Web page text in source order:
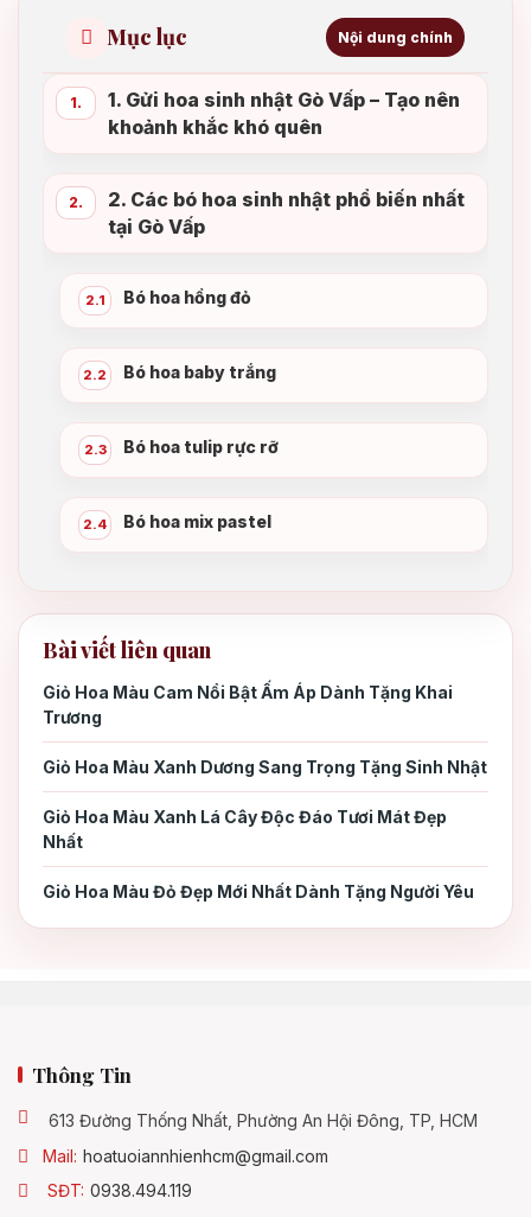
Mục lục Nội dung chính
1.
1. Gửi hoa sinh nhật Gò Vấp – Tạo nên
khoảnh khắc khó quên
2.
2. Các bó hoa sinh nhật phổ biến nhất
tại Gò Vấp
2.1 Bó hoa hồng đỏ
2.2 Bó hoa baby trắng
2.3 Bó hoa tulip rực rỡ
2.4 Bó hoa mix pastel
4.
4. Địa chỉ nhận gửi hoa sinh nhật Gò
5. Kết luận
Bài viết liên quan
Giỏ Hoa Màu Cam Nổi Bật Ấm Áp Dành Tặng Khai
Trương
Giỏ Hoa Màu Xanh Dương Sang Trọng Tặng Sinh Nhật
Giỏ Hoa Màu Xanh Lá Cây Độc Đáo Tươi Mát Đẹp
Nhất
Giỏ Hoa Màu Đỏ Đẹp Mới Nhất Dành Tặng Người Yêu
Thông Tin
613 Đường Thống Nhất, Phường An Hội Đông, TP, HCM
Mail: hoatuoiannhienhcm@gmail.com
SĐT: 0938.494.119